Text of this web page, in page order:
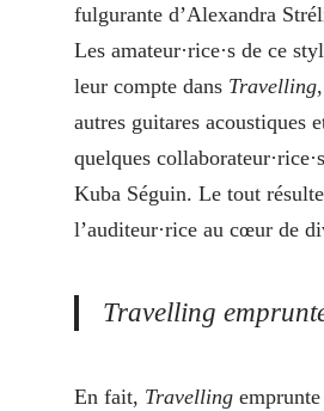
fulgurante d’Alexandra
Les amateur·rice·s de ce
leur compte dans Travelling
autres guitares acoustiques
quelques
Kuba Séguin. Le tout
l’auditeur·rice au cœur de
Travelling
En fait, Travelling